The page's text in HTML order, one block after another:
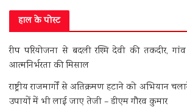
हाल के पोस्ट
रीप परियोजना से बदली रश्मि देवी की तकदीर,
आत्मनिर्भरता की मिसाल
राष्ट्रीय राजमार्गों से अतिक्रमण हटाने को अभियान
उपायों में भी लाई जाए तेजी – डीएम गौरव कुमार